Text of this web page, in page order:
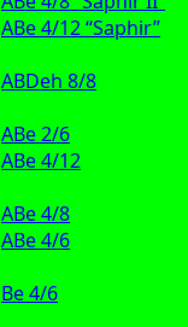
ABe 4/12 “Saphir”
ABDeh 8/8
ABe 2/6
ABe 4/12
ABe 4/8
ABe 4/6
Be 4/6